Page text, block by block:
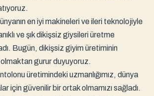
en iyi makineleri ve ileri teknolojiyle
ve şık dikişsiz giysileri üretme
Bugün, dikişsiz giyim üretiminin
gurur duyuyoruz.
üretimindeki uzmanlığımız, dünya
için güvenilir bir ortak olmamızı sağladı.